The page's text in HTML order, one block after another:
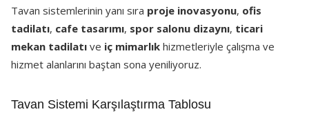
Tavan sistemlerinin yanı sıra proje inovasyonu, ofis
tadilatı, cafe tasarımı, spor salonu dizaynı, ticari
mekan tadilatı ve iç mimarlık hizmetleriyle çalışma ve
hizmet alanlarını baştan sona yeniliyoruz.
Tavan Sistemi Karşılaştırma Tablosu